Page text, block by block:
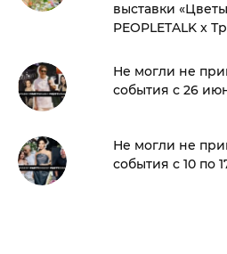
выставки
PEOPLETALK x
Не могли не
события с 26
Не могли не
события с 10 по